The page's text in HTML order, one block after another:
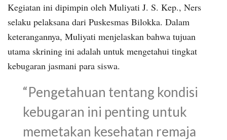
Kegiatan ini dipimpin oleh Muliyati J. S. Kep., Ners
selaku pelaksana dari Puskesmas Bilokka. Dalam
keterangannya, Muliyati menjelaskan bahwa tujuan
utama skrining ini adalah untuk mengetahui tingkat
kebugaran jasmani para siswa.
“Pengetahuan tentang kondisi
kebugaran ini penting untuk
memetakan kesehatan remaja